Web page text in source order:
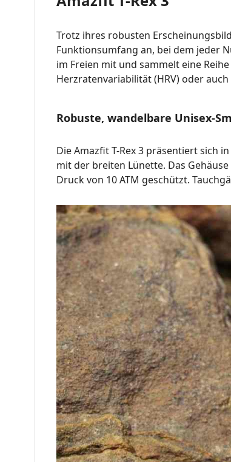
Trotz ihres robusten
Funktionsumfang an, bei dem jeder
im Freien mit und sammelt eine
Herzratenvariabilität (HRV) oder
Robuste, wandelbare Unisex-
Die Amazfit T-Rex 3 präsentiert sich
mit der breiten Lünette. Das
Druck von 10 ATM geschützt.